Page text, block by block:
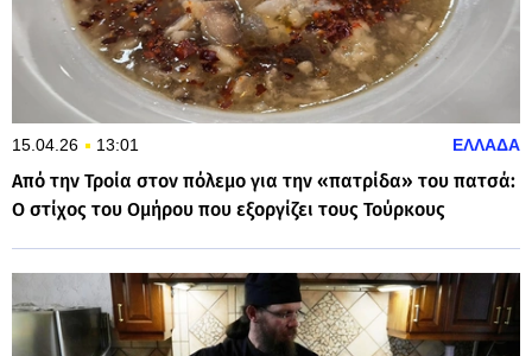
15.04.26 13:01 ΕΛΛΑΔΑ
Από την Τροία στον πόλεμο για την «πατρίδα» του πατσά:
Ο στίχος του Ομήρου που εξοργίζει τους Τούρκους